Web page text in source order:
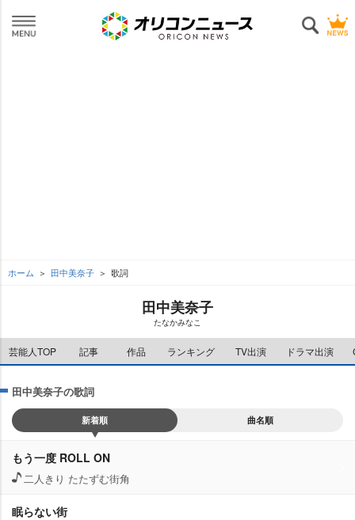
ホーム 田中美奈子 歌詞
田中美奈子
たなかみなこ
芸能人TOP 記事 作品 ランキング TV出演 ドラマ出演
田中美奈子の歌詞
新着順 曲名順
もう一度 ROLL ON
二人きり たたずむ街角
眠らない街